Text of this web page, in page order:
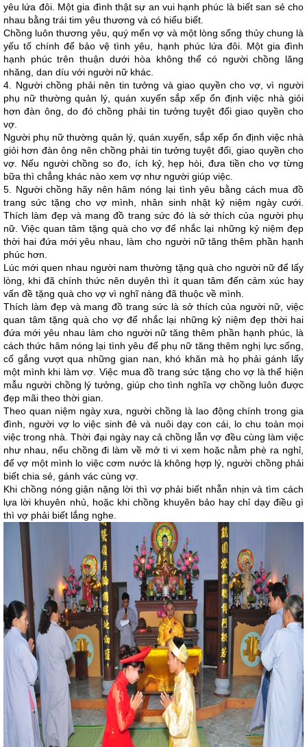
yêu lứa đôi. Một gia đình thật sự an vui hạnh phúc là biết san sẻ cho
nhau bằng trái tim yêu thương và có hiểu biết.
Chồng luôn thương yêu, quý mến vợ và một lòng sống thủy chung là
yếu tố chính để bảo vệ tình yêu, hạnh phúc lứa đôi. Một gia đình
hạnh phúc trên thuận dưới hòa không thể có người chồng lăng
nhăng, dan díu với người nữ khác.
4. Người chồng phải nên tin tưởng và giao quyền cho vợ, vì người
phụ nữ thường quản lý, quán xuyến sắp xếp ổn định việc nhà giỏi
hơn đàn ông, do đó chồng phải tin tưởng tuyệt đối giao quyền cho
vợ.
Người phụ nữ thường quản lý, quán xuyến, sắp xếp ổn định việc nhà
giỏi hơn đàn ông nên chồng phải tin tưởng tuyệt đối, giao quyền cho
vợ. Nếu người chồng so đo, ích kỷ, hẹp hòi, đưa tiền cho vợ từng
bữa thì chẳng khác nào xem vợ như người giúp việc.
5. Người chồng hãy nên hâm nóng lại tình yêu bằng cách mua đồ
trang sức tặng cho vợ mình, nhân sinh nhật kỷ niệm ngày cưới.
Thích làm đẹp và mang đồ trang sức đó là sở thích của người phụ
nữ. Việc quan tâm tặng quà cho vợ để nhắc lại những kỷ niệm đẹp
thời hai đứa mới yêu nhau, làm cho người nữ tăng thêm phần hạnh
phúc hơn.
Lúc mới quen nhau người nam thường tặng quà cho người nữ để lấy
lòng, khi đã chính thức nên duyên thì ít quan tâm đến cảm xúc hay
vấn đề tặng quà cho vợ vì nghĩ nàng đã thuộc về mình.
Thích làm đẹp và mang đồ trang sức là sở thích của người nữ, việc
quan tâm tặng quà cho vợ để nhắc lại những kỷ niệm đẹp thời hai
đứa mới yêu nhau làm cho người nữ tăng thêm phần hạnh phúc, là
cách thức hâm nóng lại tình yêu để phụ nữ tăng thêm nghị lực sống,
cố gắng vượt qua những gian nan, khó khăn mà họ phải gánh lấy
một mình khi làm vợ. Việc mua đồ trang sức tặng cho vợ là thể hiện
mẫu người chồng lý tưởng, giúp cho tình nghĩa vợ chồng luôn được
đẹp mãi theo thời gian.
Theo quan niệm ngày xưa, người chồng là lao động chính trong gia
đình, người vợ lo việc sinh đẻ và nuôi dạy con cái, lo chu toàn mọi
việc trong nhà. Thời đại ngày nay cả chồng lẫn vợ đều cùng làm việc
như nhau, nếu chồng đi làm về mở ti vi xem hoặc nằm phè ra nghỉ,
để vợ một mình lo việc cơm nước là không hợp lý, người chồng phải
biết chia sẻ, gánh vác cùng vợ.
Khi chồng nóng giận nặng lời thì vợ phải biết nhẫn nhịn và tìm cách
lựa lời khuyên nhủ, hoặc khi chồng khuyên bảo hay chỉ dạy điều gì
thì vợ phải biết lắng nghe.